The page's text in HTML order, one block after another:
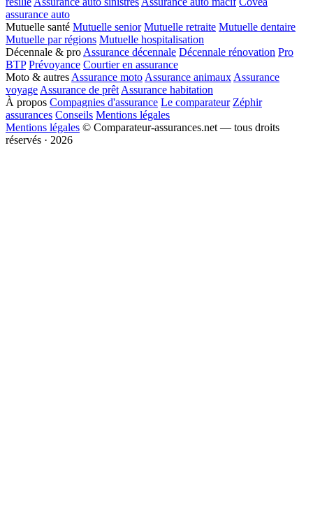
assurance auto
Mutuelle santé Mutuelle senior Mutuelle retraite Mutuelle dentaire
Mutuelle par régions Mutuelle hospitalisation
Décennale & pro Assurance décennale Décennale rénovation Pro
BTP Prévoyance Courtier en assurance
Moto & autres Assurance moto Assurance animaux Assurance
voyage Assurance de prêt Assurance habitation
À propos Compagnies d'assurance Le comparateur Zéphir
assurances Conseils Mentions légales
Mentions légales © Comparateur-assurances.net — tous droits
réservés · 2026